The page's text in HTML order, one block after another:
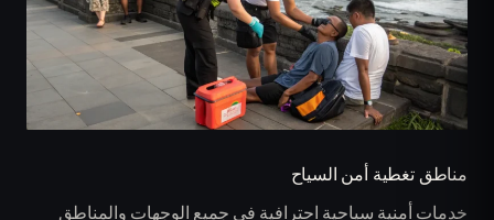
مناطق تغطية أمن السياح